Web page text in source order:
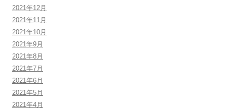
2021年12月
2021年11月
2021年10月
2021年9月
2021年8月
2021年7月
2021年6月
2021年5月
2021年4月